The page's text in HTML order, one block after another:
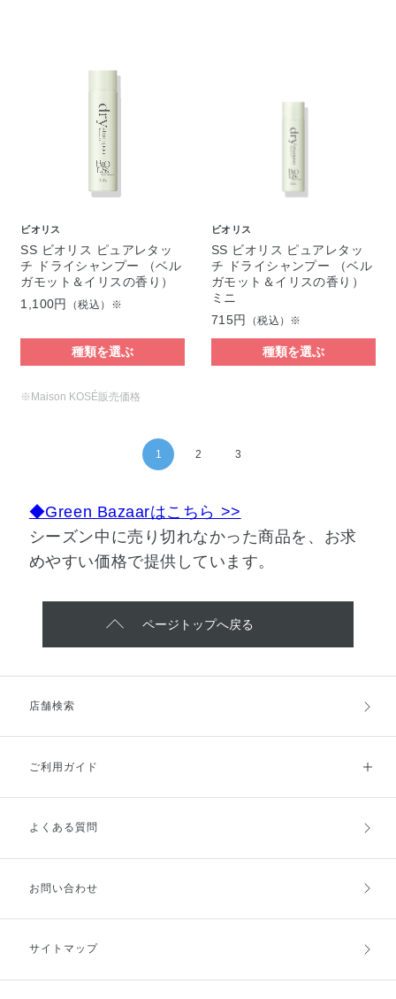
ビオリス
SS ビオリス ピュアレタッ
チ ドライシャンプー （ベル
ガモット＆イリスの香り）
1,100円
（税込）※
種類を選ぶ
ビオリス
SS ビオリス ピュアレタッ
チ ドライシャンプー （ベル
ガモット＆イリスの香り）
ミニ
715円
（税込）※
種類を選ぶ
※Maison KOSÉ販売価格
1 2 3
◆Green Bazaarはこちら >>
シーズン中に売り切れなかった商品を、お求
めやすい価格で提供しています。
ページトップへ戻る
店舗検索
ご利用ガイド
ご利用ガイドトップ
お支払方法
キャンセル・返品・交換
よくある質問
お問い合わせ
サイトマップ